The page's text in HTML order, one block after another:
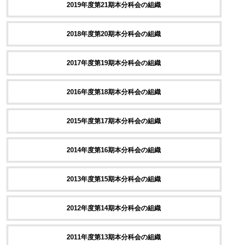
2019年度第21期本分科会の組織
2018年度第20期本分科会の組織
2017年度第19期本分科会の組織
2016年度第18期本分科会の組織
2015年度第17期本分科会の組織
2014年度第16期本分科会の組織
2013年度第15期本分科会の組織
2012年度第14期本分科会の組織
2011年度第13期本分科会の組織